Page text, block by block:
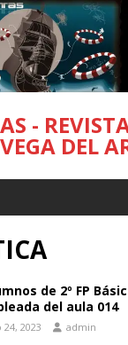
-
DEL
de 2º FP
del aula 014
2023 admin